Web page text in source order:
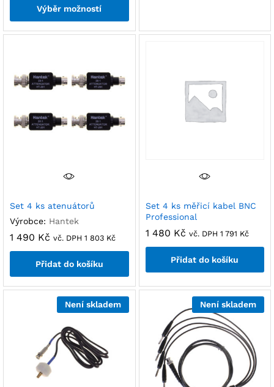
Výběr možností
Set 4 ks atenuátorů
Výrobce: Hantek
1 490 Kč vč. DPH 1 803 Kč
Přidat do košíku
Set 4 ks měřicí kabel BNC
Professional
1 480 Kč vč. DPH 1 791 Kč
Přidat do košíku
Není skladem Není skladem